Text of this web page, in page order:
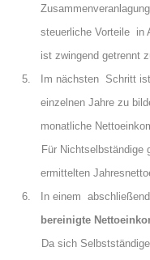
steuerliche Vorteile in
ist zwingend getrennt
5. Im nächsten Schritt ist
einzelnen Jahre zu
monatliche
Für Nichtselbständige
ermittelten
6. In einem
bereinigte
Da sich